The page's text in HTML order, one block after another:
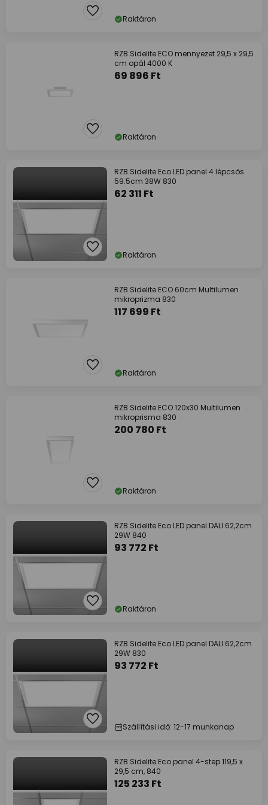
Raktáron
RZB Sidelite ECO mennyezet 29,5 x 29,5
cm opál 4000 K
69 896 Ft
Raktáron
RZB Sidelite Eco LED panel 4 lépcsős
59.5cm 38W 830
62 311 Ft
Raktáron
RZB Sidelite ECO 60cm Multilumen
mikroprizma 830
117 699 Ft
Raktáron
RZB Sidelite ECO 120x30 Multilumen
mikroprisma 830
200 780 Ft
Raktáron
RZB Sidelite Eco LED panel DALI 62,2cm
29W 840
93 772 Ft
Raktáron
RZB Sidelite Eco LED panel DALI 62,2cm
29W 830
93 772 Ft
Szállítási idő: 12-17 munkanap
RZB Sidelite Eco panel 4-step 119,5 x
29,5 cm, 840
125 233 Ft